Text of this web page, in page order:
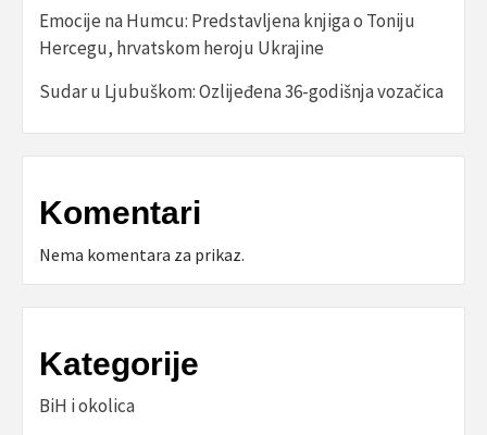
Emocije na Humcu: Predstavljena knjiga o Toniju
Hercegu, hrvatskom heroju Ukrajine
Sudar u Ljubuškom: Ozlijeđena 36-godišnja vozačica
Komentari
Nema komentara za prikaz.
Kategorije
BiH i okolica